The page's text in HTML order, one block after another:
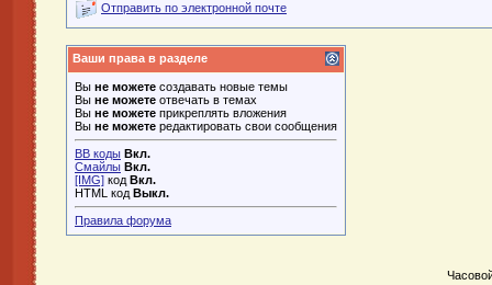
Отправить по электронной почте
Ваши права в разделе
Вы не можете создавать новые темы
Вы не можете отвечать в темах
Вы не можете прикреплять вложения
Вы не можете редактировать свои сообщения
BB коды Вкл.
Смайлы Вкл.
[IMG] код Вкл.
HTML код Выкл.
Правила форума